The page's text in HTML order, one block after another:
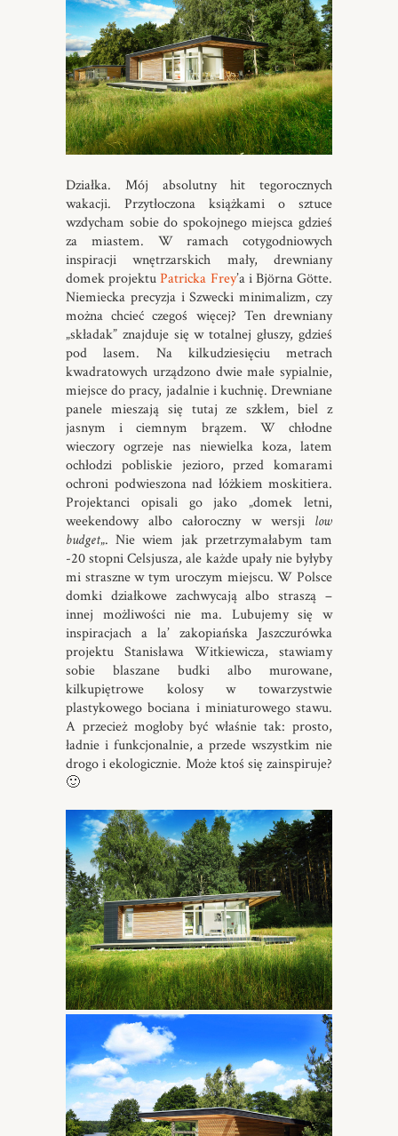
Działka. Mój absolutny hit tegorocznych
wakacji. Przytłoczona książkami o sztuce
wzdycham sobie do spokojnego miejsca gdzieś
za miastem. W ramach cotygodniowych
inspiracji wnętrzarskich mały, drewniany
domek projektuPatricka Frey’a i Björna Götte.
Niemiecka precyzja i Szwecki minimalizm, czy
można chcieć czegoś więcej? Ten drewniany
„składak” znajduje się w totalnej głuszy, gdzieś
pod lasem. Na kilkudziesięciu metrach
kwadratowych urządzono dwie małe sypialnie,
miejsce do pracy, jadalnie i kuchnię. Drewniane
panele mieszają się tutaj ze szkłem, biel z
jasnym i ciemnym brązem. W chłodne
wieczory ogrzeje nas niewielka koza, latem
ochłodzi pobliskie jezioro, przed komarami
ochroni podwieszona nad łóżkiem moskitiera.
Projektanci opisali go jako „domek letni,
weekendowy albo całoroczny w wersjilow
budget„. Nie wiem jak przetrzymałabym tam
-20 stopni Celsjusza, ale każde upały nie byłyby
mi straszne w tym uroczym miejscu. W Polsce
domki działkowe zachwycają albo straszą –
innej możliwości nie ma. Lubujemy się w
inspiracjach a la’ zakopiańska Jaszczurówka
projektu Stanisława Witkiewicza, stawiamy
sobie blaszane budki albo murowane,
kilkupiętrowe kolosy w towarzystwie
plastykowego bociana i miniaturowego stawu.
A przecież mogłoby być właśnie tak: prosto,
ładnie i funkcjonalnie, a przede wszystkim nie
drogo i ekologicznie. Może ktoś się zainspiruje?
🙂